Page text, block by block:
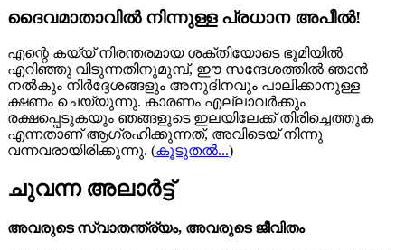
ദൈവമാതാവിൽ നിന്നുള്ള പ്രധാന അപീൽ!
എന്റെ കയ്യ്‍ നിരന്തരമായ ശക്തിയോടെ ഭൂമിയിൽ
എറിഞ്ഞു വിടുന്നതിനുമുമ്പ്, ഈ സന്ദേശത്തിൽ ഞാൻ
നൽകും നിർദ്ദേശങ്ങളും അനുദിനവും പാലിക്കാനുള്ള
ക്ഷണം ചെയ്യുന്നു. കാരണം എല്ലാവർക്കും
രക്ഷപ്പെടുകയും ഞങ്ങളുടെ ഇലയിലേക്ക് തിരിച്ചെത്തുക
എന്നതാണ് ആഗ്രഹിക്കുന്നത്, അവിടെയ്‍ നിന്നു
വന്നവരായിരിക്കുന്നു. (കൂടുതൽ...)
ചുവന്ന അലാർട്ട്
അവരുടെ സ്വാതന്ത്ര്യം, അവരുടെ ജീവിതം